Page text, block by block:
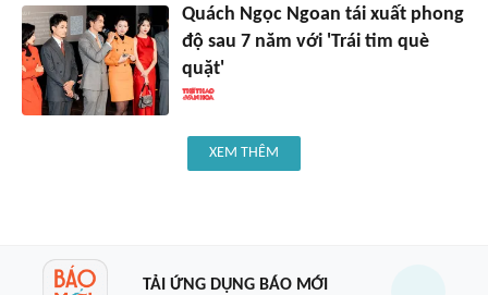
Quách Ngọc Ngoan tái xuất phong
độ sau 7 năm với 'Trái tim què
quặt'
XEM THÊM
TẢI ỨNG DỤNG BÁO MỚI